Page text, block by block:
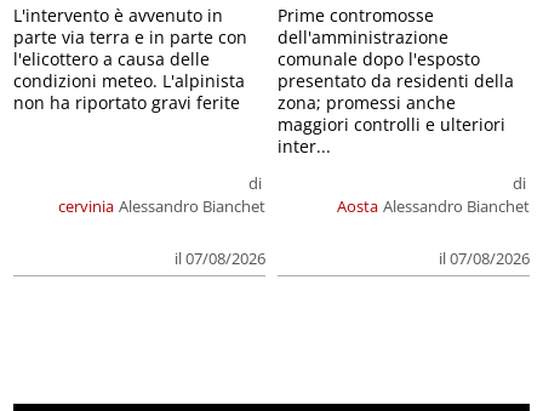
cervinia
di
Alessandro Bianchet
il 07/08/2026
L'intervento è avvenuto in
parte via terra e in parte con
l'elicottero a causa delle
condizioni meteo. L'alpinista
non ha riportato gravi ferite
Aosta
di
Alessandro Bianchet
il 07/08/2026
Prime contromosse
dell'amministrazione
comunale dopo l'esposto
presentato da residenti della
zona; promessi anche
maggiori controlli e ulteriori
inter...